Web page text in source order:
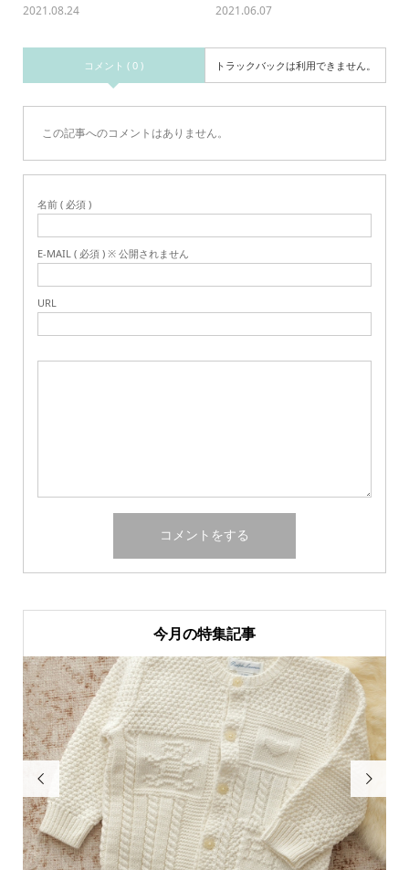
2021.08.24 2021.06.07
コメント ( 0 ) トラックバックは利用できません。
この記事へのコメントはありません。
名前 ( 必須 )
E-MAIL ( 必須 ) ※ 公開されません
URL
今月の特集記事
 